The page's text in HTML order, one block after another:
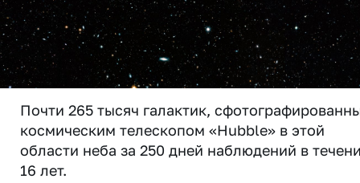
Почти 265 тысяч галактик,
космическим телескопом «Hubble» в этой
области неба за 250 дней наблюдений в
16 лет.